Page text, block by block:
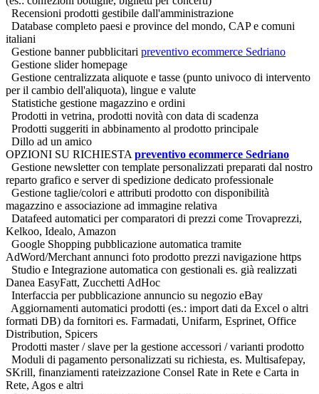
Recensioni prodotti gestibile dall'amministrazione
Database completo paesi e province del mondo, CAP e comuni
italiani
Gestione banner pubblicitari preventivo ecommerce Sedriano
Gestione slider homepage
Gestione centralizzata aliquote e tasse (punto univoco di intervento
per il cambio dell'aliquota), lingue e valute
Statistiche gestione magazzino e ordini
Prodotti in vetrina, prodotti novità con data di scadenza
Prodotti suggeriti in abbinamento al prodotto principale
Dillo ad un amico
OPZIONI SU RICHIESTA preventivo ecommerce Sedriano
Gestione newsletter con template personalizzati preparati dal nostro
reparto grafico e server di spedizione dedicato professionale
Gestione taglie/colori e attributi prodotto con disponibilità
magazzino e associazione ad immagine relativa
Datafeed automatici per comparatori di prezzi come Trovaprezzi,
Kelkoo, Idealo, Amazon
Google Shopping pubblicazione automatica tramite
AdWord/Merchant annunci foto prodotto prezzi navigazione https
Studio e Integrazione automatica con gestionali es. già realizzati
Danea EasyFatt, Zucchetti AdHoc
Interfaccia per pubblicazione annuncio su negozio eBay
Aggiornamenti automatici prodotti (es.: import dati da Excel o altri
formati DB) da fornitori es. Farmadati, Unifarm, Esprinet, Office
Distribution, Spicers
Prodotti master / slave per la gestione accessori / varianti prodotto
Moduli di pagamento personalizzati su richiesta, es. Multisafepay,
SKrill, finanziamenti rateizzazione Consel Rate in Rete e Carta in
Rete, Agos e altri